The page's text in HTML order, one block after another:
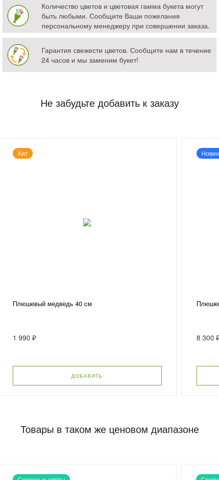
Количество цветов и цветовая гамма букета могут
быть любыми. Сообщите Ваши пожелания
персональному менеджеру при совершении заказа.
Гарантия свежести цветов. Сообщите нам в течение
24 часов и мы заменим букет!
Не забудьте добавить к заказу
Хит
Плюшевый медведь 40 см
1 990 ₽
ДОБАВИТЬ
8 300
Товары в таком же ценовом диапазоне